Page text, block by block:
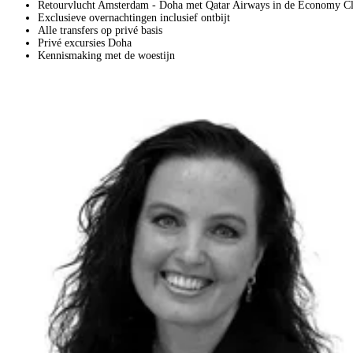
Retourvlucht Amsterdam - Doha met Qatar Airways in de Economy
Exclusieve overnachtingen inclusief ontbijt
Alle transfers op privé basis
Privé excursies Doha
Kennismaking met de woestijn